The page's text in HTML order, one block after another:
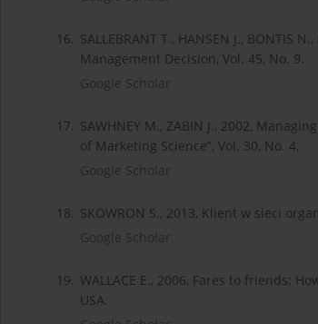
16. SALLEBRANT T., HANSEN J.,
Management Decision, Vol. 45, No. 9.
Google Scholar
17. SAWHNEY M., ZABIN J., 2002,
of Marketing Science”, Vol. 30, No. 4.
Google Scholar
18. SKOWRON S., 2013, Klient w sieci
Google Scholar
19. WALLACE E., 2006, Fares to friends;
USA.